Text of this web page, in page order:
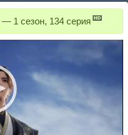
— 1 сезон, 134 серия